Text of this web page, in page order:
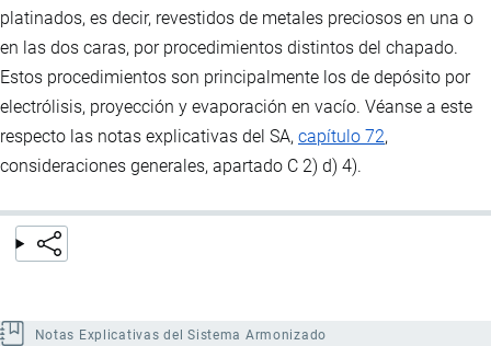
platinados, es decir, revestidos de metales preciosos en una o
en las dos caras, por procedimientos distintos del chapado.
Estos procedimientos son principalmente los de depósito por
electrólisis, proyección y evaporación en vacío. Véanse a este
respecto las notas explicativas del SA, capítulo 72,
consideraciones generales, apartado C 2) d) 4).
Notas Explicativas del Sistema Armonizado